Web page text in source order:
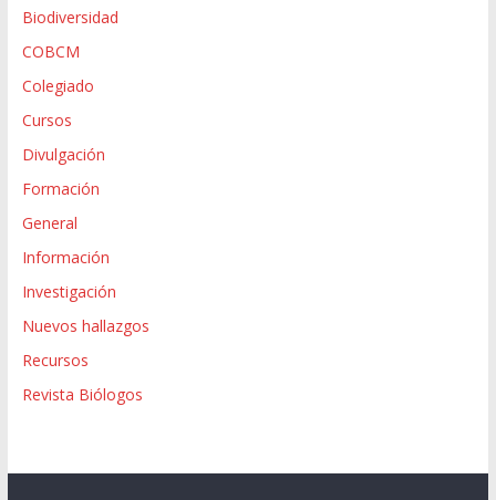
Biodiversidad
COBCM
Colegiado
Cursos
Divulgación
Formación
General
Información
Investigación
Nuevos hallazgos
Recursos
Revista Biólogos